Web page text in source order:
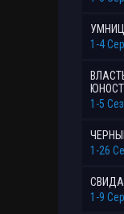
1-4
1-5
1-26
1-9